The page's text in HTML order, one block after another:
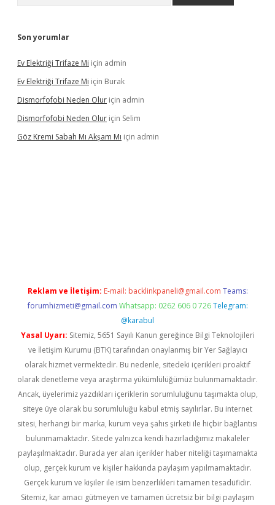
Son yorumlar
Ev Elektriği Trifaze Mi için admin
Ev Elektriği Trifaze Mi için Burak
Dismorfofobi Neden Olur için admin
Dismorfofobi Neden Olur için Selim
Göz Kremi Sabah Mı Akşam Mı için admin
Reklam ve İletişim: E-mail: backlinkpaneli@gmail.com Teams:
forumhizmeti@gmail.com Whatsapp: 0262 606 0 726 Telegram:
@karabul
Yasal Uyarı: Sitemiz, 5651 Sayılı Kanun gereğince Bilgi Teknolojileri
ve İletişim Kurumu (BTK) tarafından onaylanmış bir Yer Sağlayıcı
olarak hizmet vermektedir. Bu nedenle, sitedeki içerikleri proaktif
olarak denetleme veya araştırma yükümlülüğümüz bulunmamaktadır.
Ancak, üyelerimiz yazdıkları içeriklerin sorumluluğunu taşımakta olup,
siteye üye olarak bu sorumluluğu kabul etmiş sayılırlar. Bu internet
sitesi, herhangi bir marka, kurum veya şahıs şirketi ile hiçbir bağlantısı
bulunmamaktadır. Sitede yalnızca kendi hazırladığımız makaleler
paylaşılmaktadır. Burada yer alan içerikler haber niteliği taşımamakta
olup, gerçek kurum ve kişiler hakkında paylaşım yapılmamaktadır.
Gerçek kurum ve kişiler ile isim benzerlikleri tamamen tesadüfidir.
Sitemiz, kar amacı gütmeyen ve tamamen ücretsiz bir bilgi paylaşım